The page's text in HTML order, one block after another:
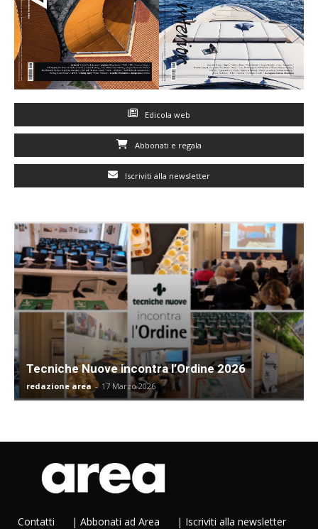
Edicola web
Abbonati e regala
Iscriviti alla newsletter
Tecniche Nuove incontra l’Ordine 2026
redazione area - 17 Marzo 2026
Contatti | Abbonati ad Area | Iscriviti alla newsletter